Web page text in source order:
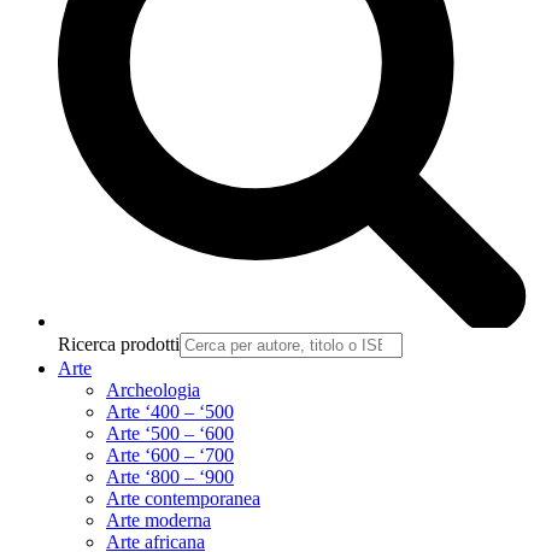
Ricerca prodotti
Arte
Archeologia
Arte ‘400 – ‘500
Arte ‘500 – ‘600
Arte ‘600 – ‘700
Arte ‘800 – ‘900
Arte contemporanea
Arte moderna
Arte africana